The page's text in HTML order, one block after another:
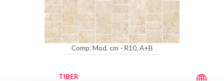
Comp. Mod. cm - R10, A+B
TIBER